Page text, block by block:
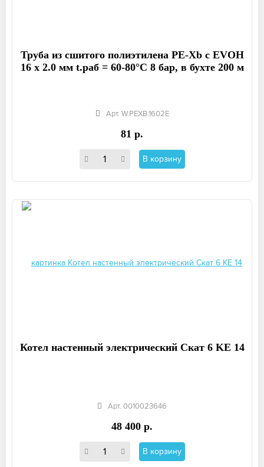
Труба из сшитого полиэтилена PE-Xb с EVOH
16 x 2.0 мм t.раб = 60-80°C 8 бар, в бухте 200 м
Арт. W.PEXB.1602E
81 р.
В корзину
Котел настенный электрический Скат 6 KE 14
Арт. 0010023646
48 400 р.
В корзину